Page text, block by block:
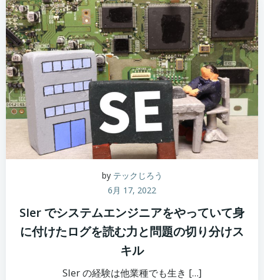
by テックじろう
6月 17, 2022
SIer でシステムエンジニアをやっていて身
に付けたログを読む力と問題の切り分けス
キル
SIer の経験は他業種でも生き […]